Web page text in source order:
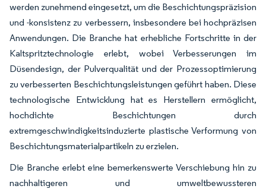
werden zunehmend eingesetzt, um die Beschichtungspräzision
und -konsistenz zu verbessern, insbesondere bei hochpräzisen
Anwendungen. Die Branche hat erhebliche Fortschritte in der
Kaltspritztechnologie erlebt, wobei Verbesserungen im
Düsendesign, der Pulverqualität und der Prozessoptimierung
zu verbesserten Beschichtungsleistungen geführt haben. Diese
technologische Entwicklung hat es Herstellern ermöglicht,
hochdichte Beschichtungen durch
extremgeschwindigkeitsinduzierte plastische Verformung von
Beschichtungsmaterialpartikeln zu erzielen.
Die Branche erlebt eine bemerkenswerte Verschiebung hin zu
nachhaltigeren und umweltbewussteren